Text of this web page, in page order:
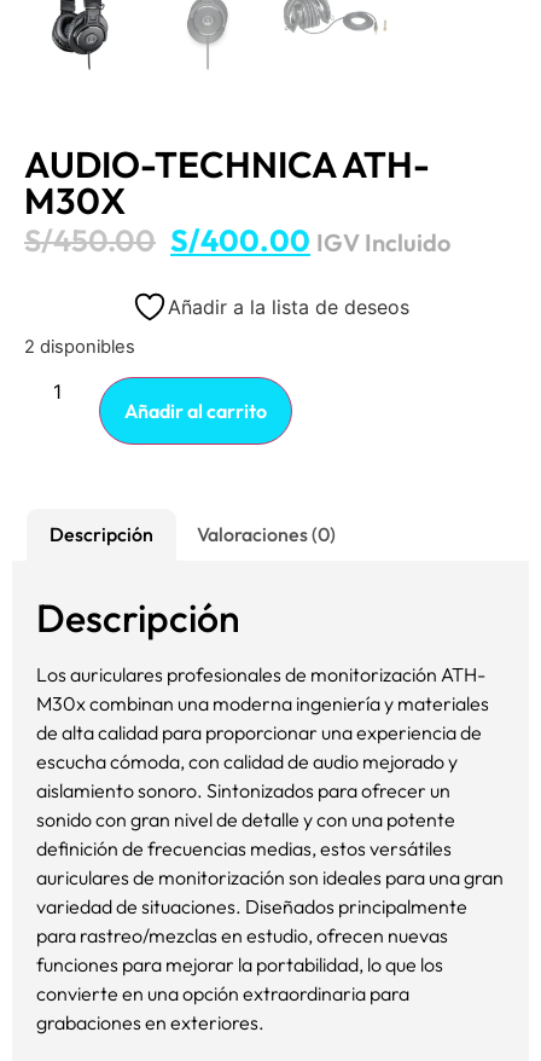
AUDIO-TECHNICA ATH-
M30X
S/450.00 S/400.00 IGV Incluido
Añadir a la lista de deseos
2 disponibles
Añadir al carrito
Descripción Valoraciones (0)
Descripción
Los auriculares profesionales de monitorización ATH-
M30x combinan una moderna ingeniería y materiales
de alta calidad para proporcionar una experiencia de
escucha cómoda, con calidad de audio mejorado y
aislamiento sonoro. Sintonizados para ofrecer un
sonido con gran nivel de detalle y con una potente
definición de frecuencias medias, estos versátiles
auriculares de monitorización son ideales para una gran
variedad de situaciones. Diseñados principalmente
para rastreo/mezclas en estudio, ofrecen nuevas
funciones para mejorar la portabilidad, lo que los
convierte en una opción extraordinaria para
grabaciones en exteriores.